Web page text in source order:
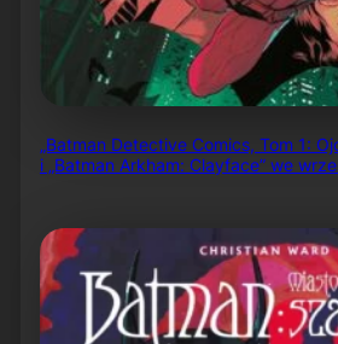
„Batman Detective Comics, Tom 1:
i „Batman Arkham: Clayface” we